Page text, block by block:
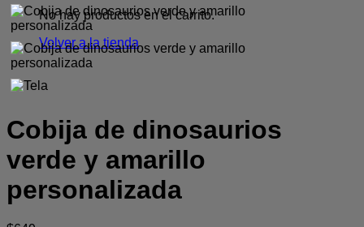
No hay productos en el carrito.
Volver a la tienda
Cobija de dinosaurios
verde y amarillo
personalizada